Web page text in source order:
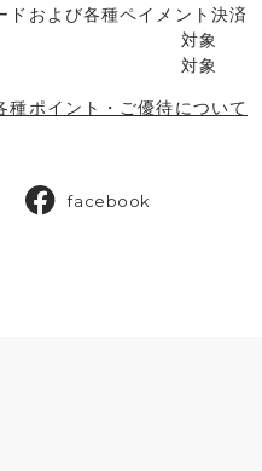
ドおよび各種ペイメント決済
対象
対象
種ポイント・ご優待について
facebook